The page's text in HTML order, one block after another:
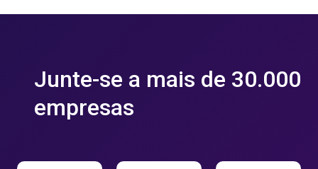
Junte-se a mais de 30.000
empresas